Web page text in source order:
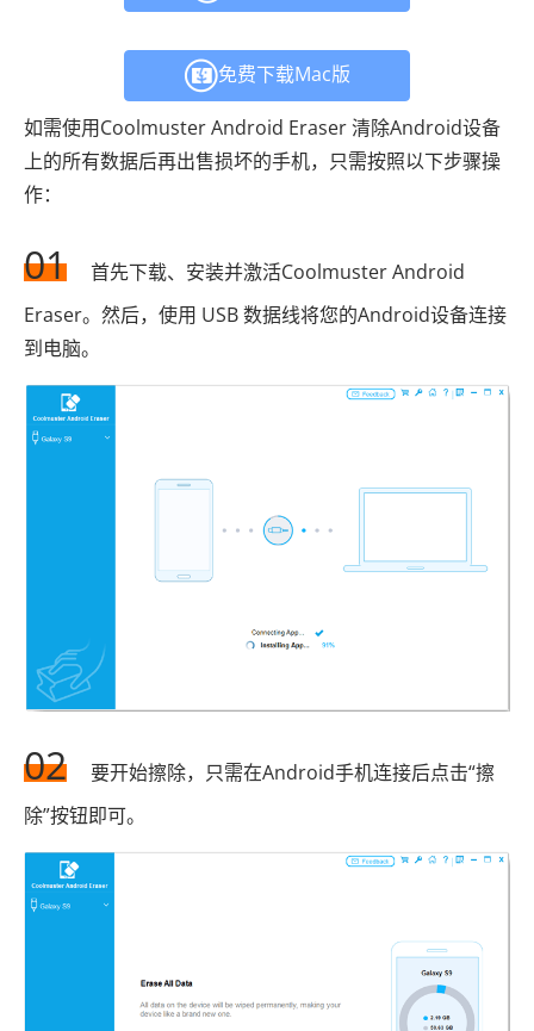
免费下载Mac版
如需使用Coolmuster Android Eraser 清除Android设备
上的所有数据后再出售损坏的手机，只需按照以下步骤操
作：
01
首先下载、安装并激活Coolmuster Android
Eraser。然后，使用 USB 数据线将您的Android设备连接
到电脑。
02
要开始擦除，只需在Android手机连接后点击“擦
除”按钮即可。